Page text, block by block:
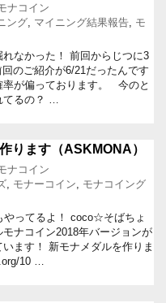
ナコイン
ング, マイニング結果報告, モ
なかった！ 前回からじつに3
のご紹介が6/21だったんです
率が偏っております。 今のと
てるの？ …
ります（ASKMONA）
ナコイン
, モナーコイン, モナコイング
やってるよ！ coco☆そばちょ
モナコイン2018年バージョンが
ます！ 新モナメダルを作りま
10 …